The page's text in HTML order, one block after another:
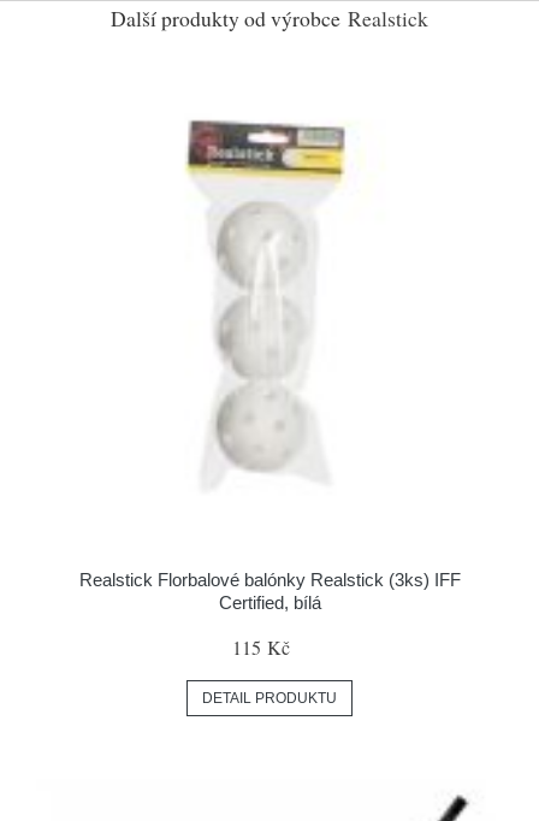
Další produkty od výrobce Realstick
Realstick Florbalové balónky Realstick (3ks) IFF
Certified, bílá
115 Kč
DETAIL PRODUKTU